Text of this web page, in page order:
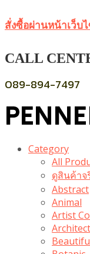
สั่งซื้อผ่านหน้าเว็บ
CALL
089-894-7497
Category
All
ดูสินค้าจ
Abstract
Animal
Artist